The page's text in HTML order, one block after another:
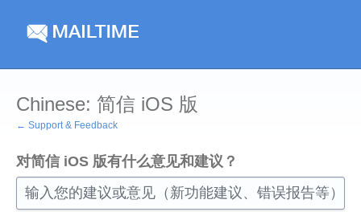
Chinese: 简信 iOS 版
← Support & Feedback
对简信 iOS 版有什么意见和建议？
输入您的建议或意见（新功能建议、错误报告等）